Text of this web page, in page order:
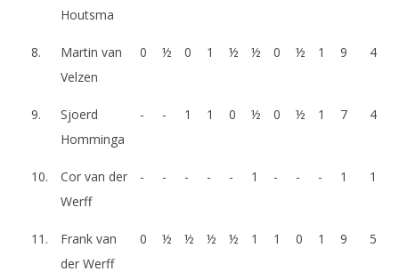
Houtsma
8.
Martin van
Velzen
0 ½ 0 1 ½ ½ 0 ½ 1 9 4
9.
Sjoerd
Homminga
- - 1 1 0 ½ 0 ½ 1 7 4
10.
Cor van der
Werff
- - - - - 1 - - - 1 1
11.
Frank van
der Werff
0 ½ ½ ½ ½ 1 1 0 1 9 5